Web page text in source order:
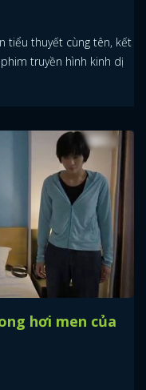
tiểu thuyết cùng tên, kết
truyền hình kinh dị
hơi men của